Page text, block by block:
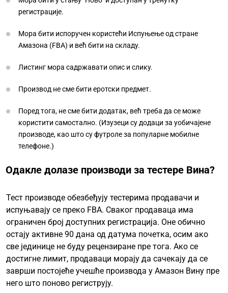
регистрације.
Мора бити испоручен користећи Испуњење од стране
Амазона (FBA) и већ бити на складу.
Листинг мора садржавати опис и слику.
Производ не сме бити еротски предмет.
Поред тога, не сме бити додатак, већ треба да се може
користити самостално. (Изузеци су додаци за уобичајене
производе, као што су футроле за популарне мобилне
телефоне.)
Одакле долазе производи за тестере Вина?
Тест производе обезбеђују тестерима продавачи и
испуњавају се преко FBA. Сваког продаваца има
ограничен број доступних регистрација. Оне обично
остају активне 90 дана од датума почетка, осим ако
све јединице не буду рецензиране пре тога. Ако се
достигне лимит, продаваци морају да сачекају да се
заврши постојеће учешће производа у Амазон Вину пре
него што поново региструју.